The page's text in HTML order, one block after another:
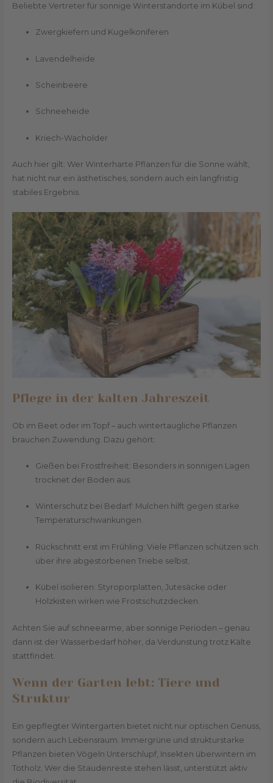
Beliebte Vertreter für sonnige Winterstandorte im Kübel sind:
Zwergkiefern und Kugelkoniferen
Lavendelheide
Scheinbeere
Schneeheide
Kriech-Wacholder
Auch hier gilt: Wer Winterharte Pflanzen für die Sonne wählt,
hat nicht nur ein ästhetisches, sondern auch ein langfristig
stabiles Ergebnis.
Pflege in der kalten Jahreszeit
Ob im Beet oder im Topf – auch wintertaugliche Pflanzen
brauchen Zuwendung. Dazu gehört:
Gießen bei Frostfreiheit: Besonders in sonnigen Lagen
trocknet der Boden aus.
Winterschutz bei Bedarf: Mulchen hilft gegen starke
Temperaturschwankungen.
Rückschnitt erst im Frühling: Viele Pflanzen schützen sich
über ihre abgestorbenen Triebe selbst.
Kübel isolieren: Styroporplatten, Jutesäcke oder
Holzkisten wirken wie Frostschutzdecken.
Achten Sie auf schneearme, aber sonnige Perioden – genau
dann ist der Wasserbedarf höher, da Verdunstung trotz Kälte
stattfindet.
Wenn der Garten lebt: Tiere und
Struktur
Ein gepflegter Wintergarten bietet nicht nur optischen Genuss,
sondern auch Lebensraum. Immergrüne und strukturstarke
Pflanzen bieten Vögeln Unterschlupf, Insekten überwintern im
Totholz. Wer die Staudenreste stehen lässt, unterstützt aktiv